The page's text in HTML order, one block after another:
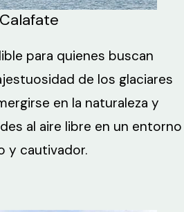
Calafate
para quienes buscan
de los glaciares
en la naturaleza y
al aire libre en un entorno
y cautivador.